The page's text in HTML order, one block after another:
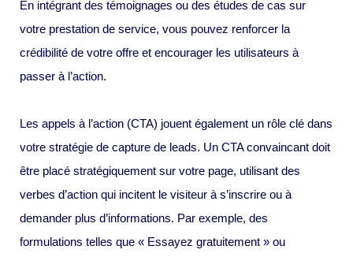
En intégrant des témoignages ou des études de cas sur
votre prestation de service, vous pouvez renforcer la
crédibilité de votre offre et encourager les utilisateurs à
passer à l’action.
Les appels à l’action (CTA) jouent également un rôle clé dans
votre stratégie de capture de leads. Un CTA convaincant doit
être placé stratégiquement sur votre page, utilisant des
verbes d’action qui incitent le visiteur à s’inscrire ou à
demander plus d’informations. Par exemple, des
formulations telles que « Essayez gratuitement » ou